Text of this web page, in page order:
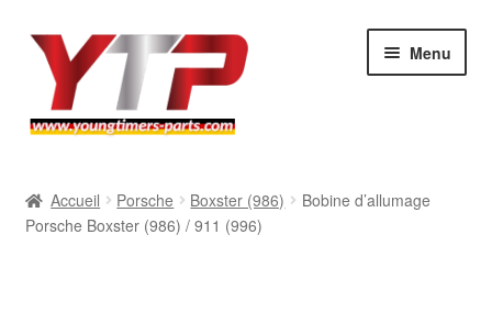
Aller
navigation
Aller
contenu
Menu
BMW
Accueil Porsche Boxster (986)
Bobine d’allumage
Porsche Boxster (986) / 911 (996)